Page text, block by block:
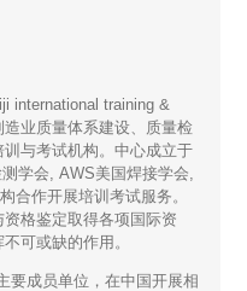
international training &
业质量体系建设、质量检
与考试机构。中心成立于
学会, AWS美国焊接学会,
合作开展培训考试服务。
格鉴定取得各项国际资
可或缺的作用。
成员单位，在中国开展相